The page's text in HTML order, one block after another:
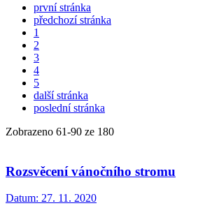
první stránka
předchozí stránka
1
2
3
4
5
další stránka
poslední stránka
Zobrazeno 61-90 ze 180
Rozsvěcení vánočního stromu
Datum: 27. 11. 2020